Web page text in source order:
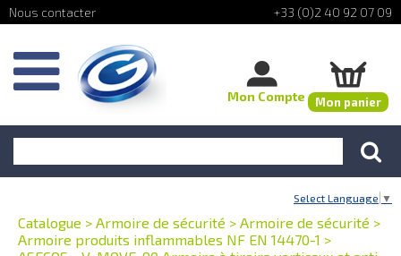
+33 (0)2 40 92 07 09
Mon Compte Mon panier
Select Language ▼
Catalogue > Armoire de sécurité > Armoire de sécurité >
Armoire produits inflammables NF EN 14470-1 >